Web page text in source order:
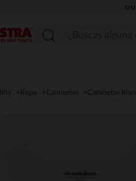
Ropa Camisetas Camisetas